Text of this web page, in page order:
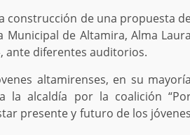
construcción de una propuesta
de Altamira, Alma
ante diferentes auditorios.
altamirenses, en su
la alcaldía por la coalición
presente y futuro de los